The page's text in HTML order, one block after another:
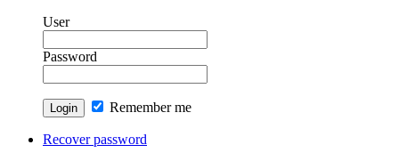
User
Password
Remember me
Recover password